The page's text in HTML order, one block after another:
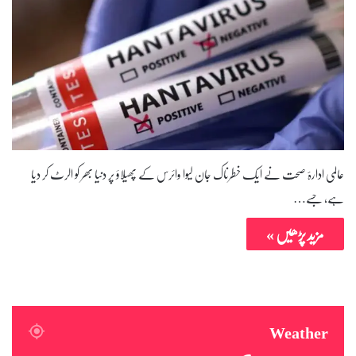
عالمی ادارۂ صحت نے ایک خطرناک جان لیوا وائرس کے پھیلاؤ پر دنیا بھر کو الرٹ کر دیا
ہے، جسے…
مزید پڑھیں »
Weather